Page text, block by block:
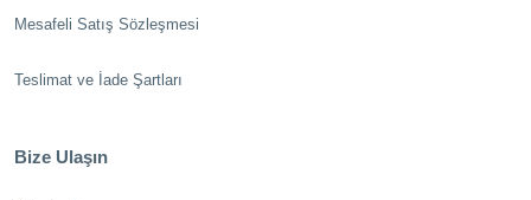
Mesafeli Satış Sözleşmesi
Teslimat ve İade Şartları
Bize Ulaşın